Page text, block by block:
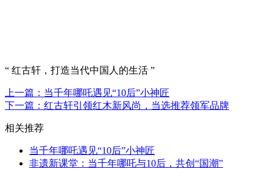
“ 红古轩，打造当代中国人的生活 ”
上一篇：当千年哪吒遇见“10后”小神匠
下一篇：红古轩引领红木新风尚，当选推荐领军品牌
相关推荐
当千年哪吒遇见“10后”小神匠
非遗新课堂：当千年哪吒与10后，共创“国潮”